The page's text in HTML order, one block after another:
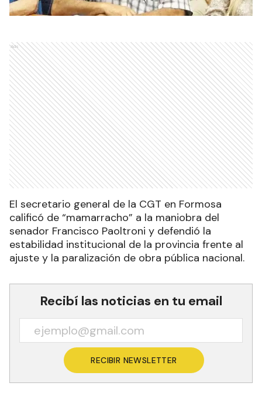
Ads
El secretario general de la CGT en Formosa
calificó de “mamarracho” a la maniobra del
senador Francisco Paoltroni y defendió la
estabilidad institucional de la provincia frente al
ajuste y la paralización de obra pública nacional.
Recibí las noticias en tu email
RECIBIR NEWSLETTER